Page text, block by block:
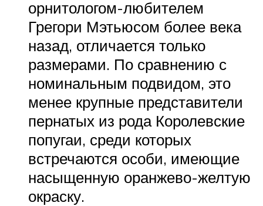
орнитологом-любителем
Грегори Мэтьюсом более века
назад, отличается только
размерами. По сравнению с
номинальным подвидом, это
менее крупные представители
пернатых из рода Королевские
попугаи, среди которых
встречаются особи, имеющие
насыщенную оранжево-желтую
окраску.